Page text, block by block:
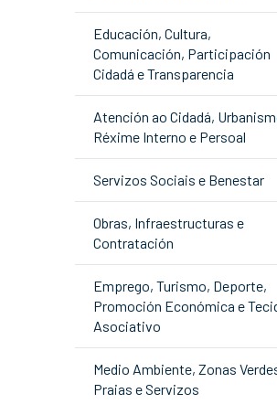
Educación, Cultura,
Comunicación, Participación
Cidadá e Transparencia
Atención ao Cidadá,
Réxime Interno e Persoal
Servizos Sociais e Benestar
Obras, Infraestructuras e
Contratación
Emprego, Turismo, Deporte,
Promoción Económica e
Asociativo
Medio Ambiente, Zonas
Praias e Servizos